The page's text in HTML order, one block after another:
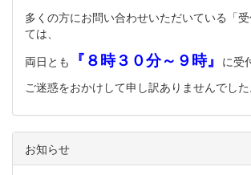
多くの方にお問い合わせいただいている「
ては、
両日とも
『８時３０分～９時』 に受
ご迷惑をおかけして申し訳ありませんでした
お知らせ